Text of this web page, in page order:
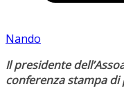
Nando
Il presidente
conferenza stampa di